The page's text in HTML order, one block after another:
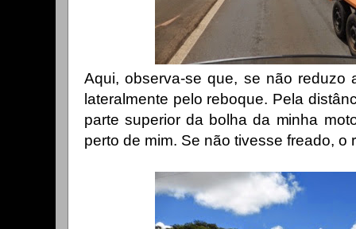
Aqui, observa-se que, se não reduzo
lateralmente pelo reboque. Pela
parte superior da bolha da minha
perto de mim. Se não tivesse freado,